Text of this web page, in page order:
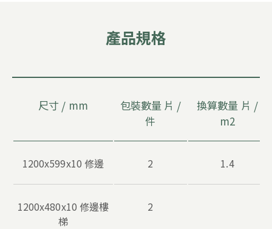
產品規格
尺寸 / mm 包裝數量 片 /
件
換算數量 片 /
m2
1200x599x10 修邊 2 1.4
1200x480x10 修邊樓
梯
2
一律啟用